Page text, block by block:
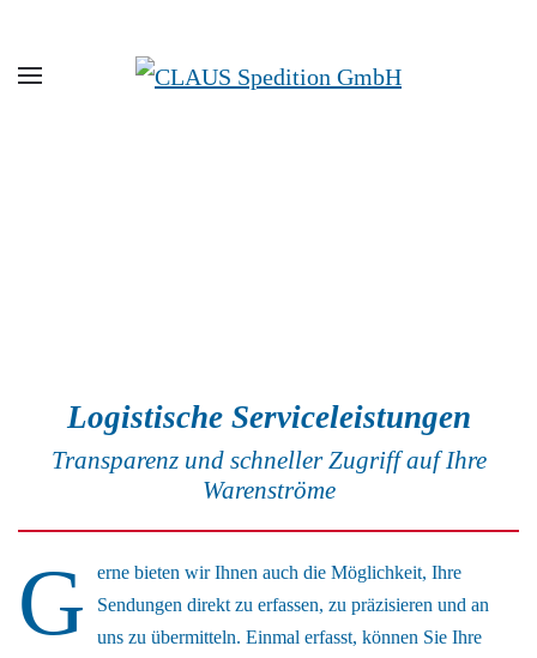
Zum Hauptinhalt springen
Logistische Serviceleistungen
Transparenz und schneller Zugriff auf Ihre
Warenströme
G
erne bieten wir Ihnen auch die Möglichkeit, Ihre
Sendungen direkt zu erfassen, zu präzisieren und an
uns zu übermitteln. Einmal erfasst, können Sie Ihre